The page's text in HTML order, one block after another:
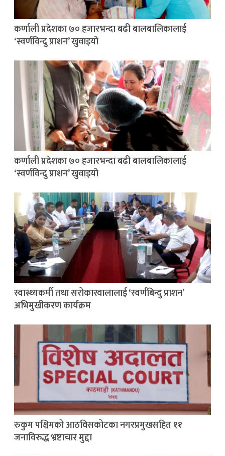
कर्णाली प्रदेशका ७० हजारभन्दा बढी बालबालिकालाई
‘स्वर्णविन्दु प्राशन’ खुवाइयो
कर्णाली प्रदेशका ७० हजारभन्दा बढी बालबालिकालाई
‘स्वर्णविन्दु प्राशन’ खुवाइयो
स्वास्थ्यकर्मी तथा सरोकारवालालाई ‘स्वर्णबिन्दु प्राशन’
अभिमुखीकरण कार्यक्रम
रुकुम पश्चिमको आठविसकोटका नगरप्रमुखसहित ११
जनाविरुद्ध भ्रष्टाचार मुद्दा